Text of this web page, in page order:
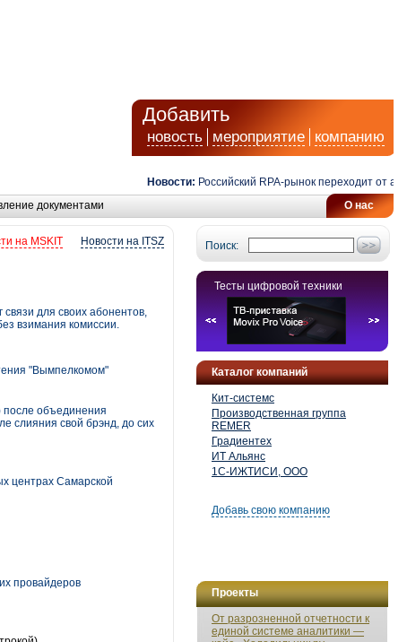
Добавить
новость мероприятие компанию
Новости: Российский RPA-рынок переходит от
О нас
документами
Поиск:
Тесты цифровой техники
Каталог компаний
Кит-системс
Производственная группа
REMER
Градиентех
ИТ Альянс
1С-ИЖТИСИ, ООО
Добавь свою компанию
Проекты
От разрозненной отчетности к
единой системе аналитики —
Новости на ITSZ
на MSKIT
для своих абонентов,
взимания комиссии.
"Вымпелкомом"
после объединения
слияния свой брэнд, до сих
центрах Самарской
провайдеров